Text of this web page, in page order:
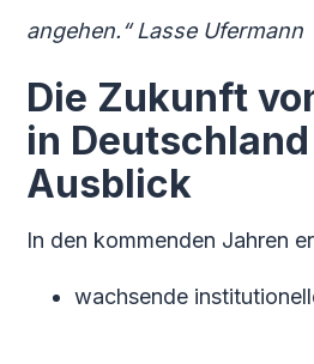
angehen.“ Lasse Ufermann
Die Zukunft
in
Ausblick
In den kommenden Jahren
wachsende